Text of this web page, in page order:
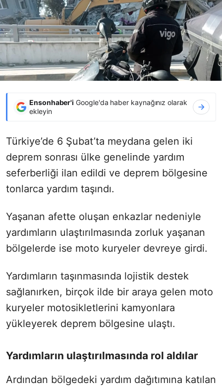
Ensonhaber'i Google'da haber kaynağınız olarak
ekleyin
Türkiye’de 6 Şubat’ta meydana gelen iki
deprem sonrası ülke genelinde yardım
seferberliği ilan edildi ve deprem bölgesine
tonlarca yardım taşındı.
Yaşanan afette oluşan enkazlar nedeniyle
yardımların ulaştırılmasında zorluk yaşanan
bölgelerde ise moto kuryeler devreye girdi.
Yardımların taşınmasında lojistik destek
sağlanırken, birçok ilde bir araya gelen moto
kuryeler motosikletlerini kamyonlara
yükleyerek deprem bölgesine ulaştı.
Yardımların ulaştırılmasında rol aldılar
Ardından bölgedeki yardım dağıtımına katılan